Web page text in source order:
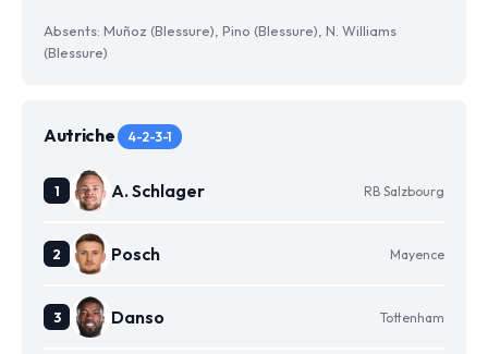
Absents: Muñoz (Blessure), Pino (Blessure), N. Williams
(Blessure)
Autriche 4-2-3-1
A. Schlager RB Salzbourg
Posch Mayence
Danso Tottenham